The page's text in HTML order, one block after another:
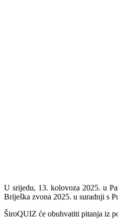
U srijedu, 13. kolovoza 2025. u
Briješka zvona 2025. u suradnji s
ŠiroQUIZ će obuhvatiti pitanja iz